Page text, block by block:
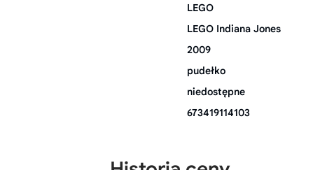
LEGO
LEGO Indiana Jones
2009
pudełko
niedostępne
673419114103